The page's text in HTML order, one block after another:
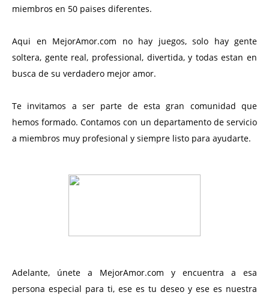
miembros en 50 paises diferentes.
Aqui en MejorAmor.com no hay juegos, solo hay gente
soltera, gente real, professional, divertida, y todas estan en
busca de su verdadero mejor amor.
Te invitamos a ser parte de esta gran comunidad que
hemos formado. Contamos con un departamento de servicio
a miembros muy profesional y siempre listo para ayudarte.
Adelante, únete a MejorAmor.com y encuentra a esa
persona especial para ti, ese es tu deseo y ese es nuestra